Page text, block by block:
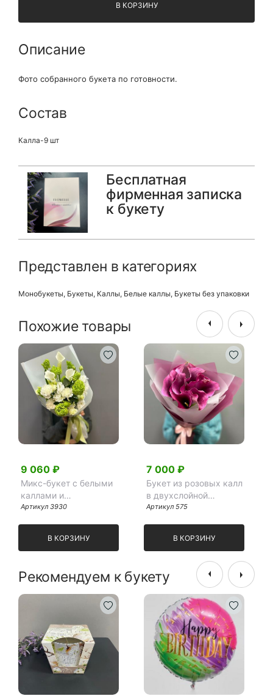
В КОРЗИНУ
Описание
Фото собранного букета по готовности.
Состав
Калла-9 шт
Бесплатная
фирменная записка
к букету
Представлен в категориях
Монобукеты, Букеты, Каллы, Белые каллы, Букеты без упаковки
Похожие товары
9 060 ₽
Микс-букет с белыми
каллами и
вибурномом
Артикул 3930
В КОРЗИНУ
7 000 ₽
Букет из розовых калл
в двухслойной
упаковке (9 шт)
Артикул 575
В КОРЗИНУ
Рекомендуем к букету